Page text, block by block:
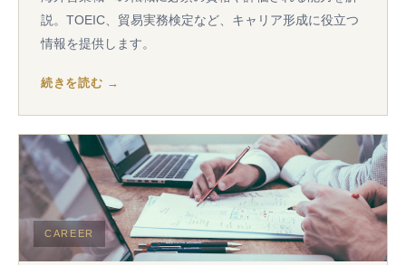
説。TOEIC、貿易実務検定など、キャリア形成に役立つ
情報を提供します。
続きを読む →
CAREER